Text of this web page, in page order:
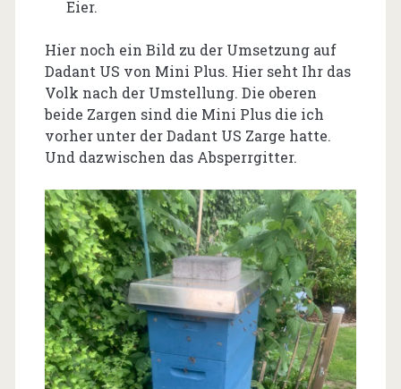
Eier.
Hier noch ein Bild zu der Umsetzung auf
Dadant US von Mini Plus. Hier seht Ihr das
Volk nach der Umstellung. Die oberen
beide Zargen sind die Mini Plus die ich
vorher unter der Dadant US Zarge hatte.
Und dazwischen das Absperrgitter.